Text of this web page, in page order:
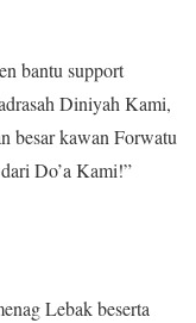
bantu support
Diniyah Kami,
besar kawan Forwatu
Do’a Kami!”
Lebak beserta